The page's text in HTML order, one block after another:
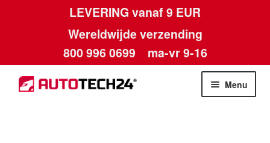
LEVERING vanaf 9 EUR
Wereldwijde verzending
800 996 0699 ma-vr 9-16
Ga
door
Ga
naar
Menu